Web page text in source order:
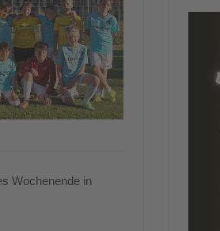
Wochenende in